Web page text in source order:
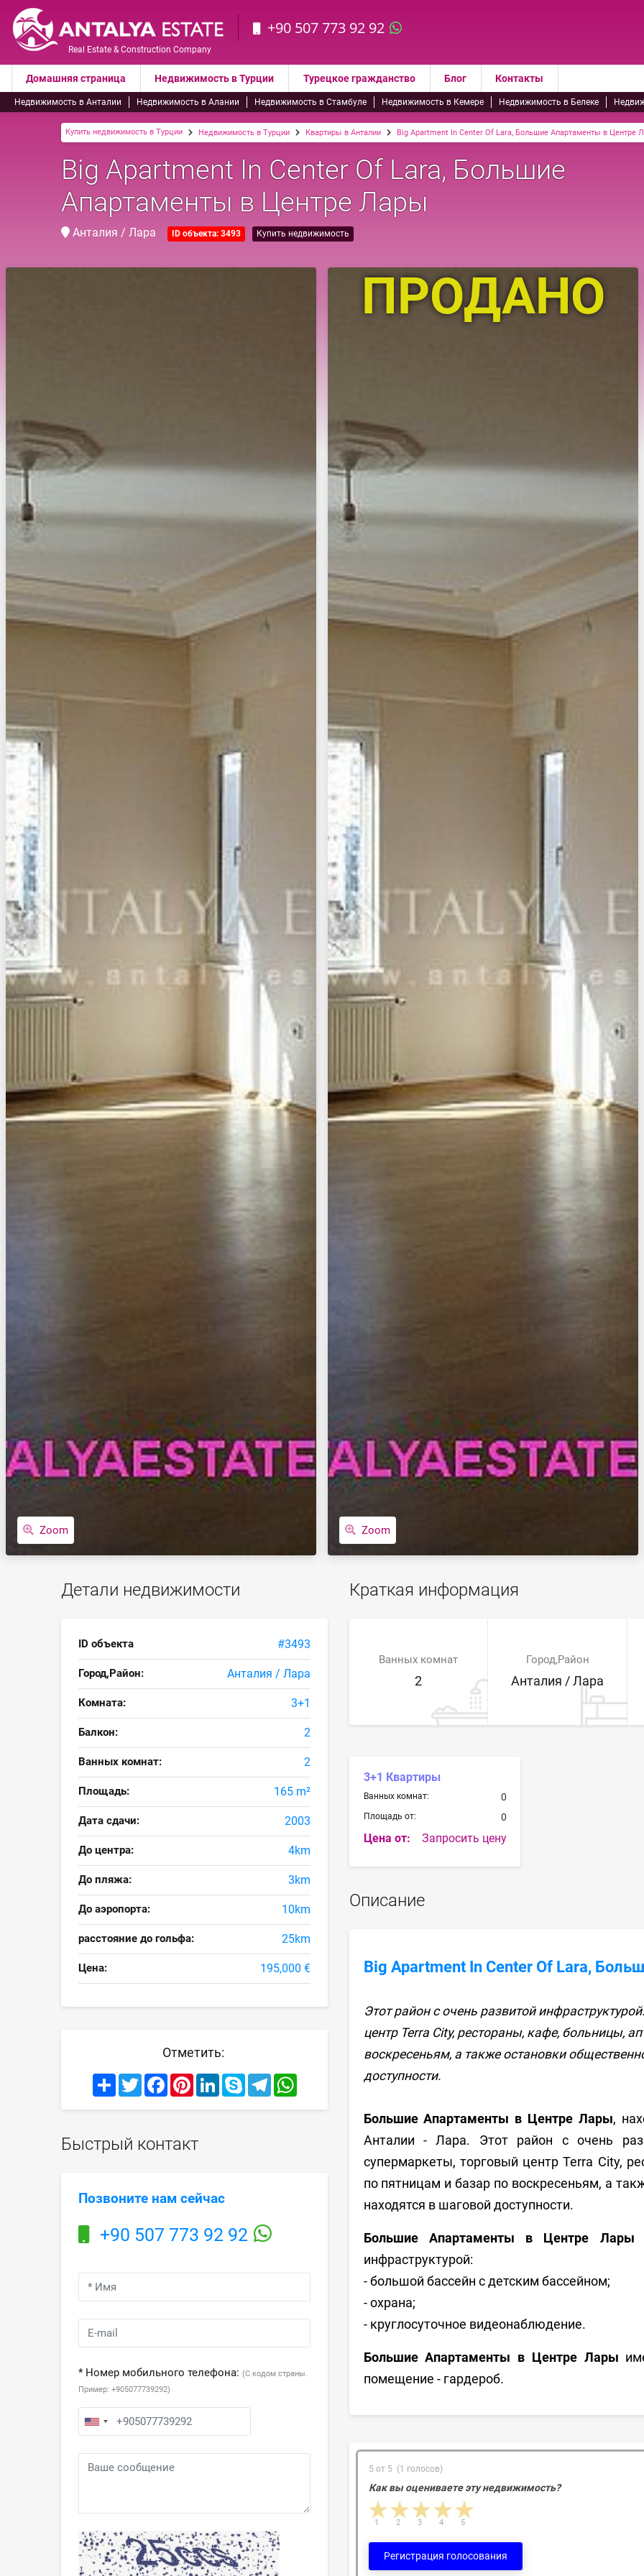
Real Estate & Construction Company
+90 507 773 92 92
Домашняя страница Недвижимость в Турции Турецкое гражданство Блог Контакты
Недвижимость в Анталии Недвижимость в Алании Недвижимость в Стамбуле Недвижимость в Кемере Недвижимость в Белеке
Купить недвижимость в Турции Недвижимость в Турции Квартиры в Анталии Big Apartment In Center Of Lara, Большие Апартаменты в Центре
Big Apartment In Center Of Lara, Большие
Апартаменты в Центре Лары
Анталия / Лара ID объекта: 3493 Купить недвижимость
ПРОДАНО
Zoom Zoom
Детали недвижимости
ID объекта #3493
Город,Район: Анталия / Лара
Комната: 3+1
Балкон: 2
Ванных комнат: 2
Площадь: 165 m²
Дата сдачи: 2003
До центра: 4km
До пляжа: 3km
До аэропорта: 10km
расстояние до гольфа: 25km
Цена: 195,000 €
Отметить:
ShareTwitterFacebookPinterestLinkedInSkypeTelegramWhatsApp
Быстрый контакт
Позвоните нам сейчас
+90 507 773 92 92
* Номер мобильного телефона: (С кодом страны.
Пример: +905077739292)
Краткая информация
Ванных комнат
2
Город,Район
Анталия / Лара
3+1 Квартиры
Ванных комнат: 0
Площадь от: 0
Цена от: Запросить цену
Описание
Big Apartment In Center Of Lara,
Этот район с очень развитой
центр Terra City, рестораны, кафе, больницы,
воскресеньям, а также остановки
доступности.
Большие Апартаменты в Центре Лары,
Анталии - Лара. Этот район с очень
супермаркеты, торговый центр Terra City,
по пятницам и базар по воскресеньям, а
находятся в шаговой доступности.
Большие Апартаменты в Центре Лары
инфраструктурой:
- большой бассейн с детским бассейном;
- охрана;
- круглосуточное видеонаблюдение.
Большие Апартаменты в Центре Лары
помещение - гардероб.
5 от 5 (1 голосов)
Как вы оцениваете эту недвижимость?
4 stars
3 stars
2 stars
1 star 5
4
3
2
1
Регистрация голосования